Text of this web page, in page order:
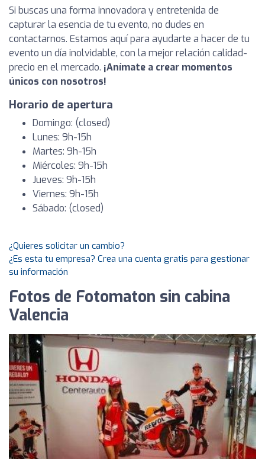
Si buscas una forma innovadora y entretenida de
capturar la esencia de tu evento, no dudes en
contactarnos. Estamos aquí para ayudarte a hacer de tu
evento un día inolvidable, con la mejor relación calidad-
precio en el mercado. ¡Anímate a crear momentos
únicos con nosotros!
Horario de apertura
Domingo: (closed)
Lunes: 9h-15h
Martes: 9h-15h
Miércoles: 9h-15h
Jueves: 9h-15h
Viernes: 9h-15h
Sábado: (closed)
¿Quieres solicitar un cambio?
¿Es esta tu empresa? Crea una cuenta gratis para gestionar
su información
Fotos de Fotomaton sin cabina
Valencia